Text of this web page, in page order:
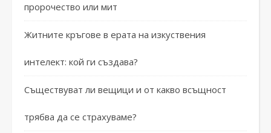
пророчество или мит
Житните кръгове в ерата на изкуствения
интелект: кой ги създава?
Съществуват ли вещици и от какво всъщност
трябва да се страхуваме?